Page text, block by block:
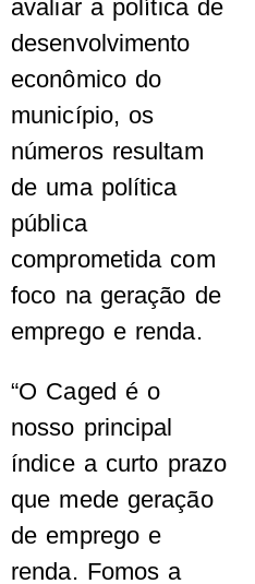
avaliar a política de
desenvolvimento
econômico do
município, os
números resultam
de uma política
pública
comprometida com
foco na geração de
emprego e renda.
“O Caged é o
nosso principal
índice a curto prazo
que mede geração
de emprego e
renda. Fomos a